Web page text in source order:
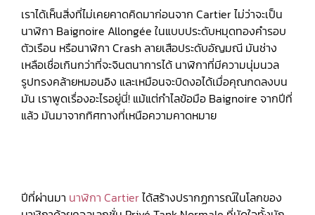
เราได้เห็นสิ่งที่ไม่เคยคาดคิดมาก่อนจาก Cartier ไม่ว่าจะเป็น
นาฬิกา Baignoire Allongée ในแบบประดับหมุดทองคำรอบ
ตัวเรือน หรือนาฬิกา Crash ลายเสือประดับอัญมณี มันช่าง
เหลือเชื่อเกินกว่าที่จะจินตนาการได้ นาฬิกาที่มีความนุ่มนวล
รูปทรงคล้ายหมอนอิง และเหมือนจะบิดงอได้เมื่อคุณกดลงบน
มัน เราพูดเรื่องอะไรอยู่นี่! แม้แต่กำไลข้อมือ Baignoire จากปีที่
แล้ว มันมาจากทิศทางที่เหนือความคาดหมาย
ปีที่ผ่านมา นาฬิกา Cartierได้สร้างปรากฏการณ์ในโลกของ